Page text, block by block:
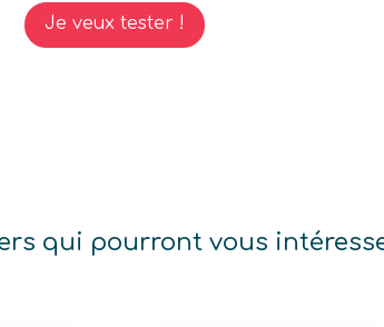
Je veux tester !
qui pourront vous